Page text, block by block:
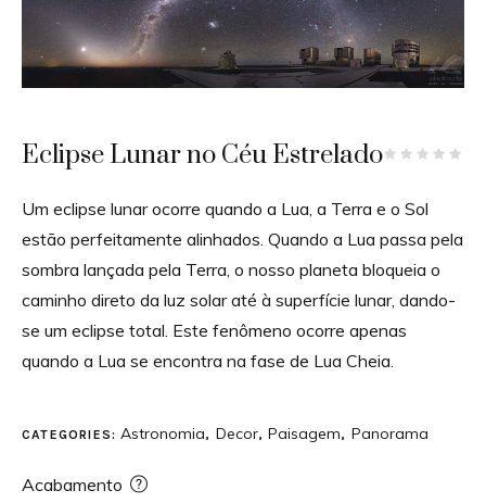
Eclipse Lunar no Céu Estrelado
Um eclipse lunar ocorre quando a Lua, a Terra e o Sol
estão perfeitamente alinhados. Quando a Lua passa pela
sombra lançada pela Terra, o nosso planeta bloqueia o
caminho direto da luz solar até à superfície lunar, dando-
se um eclipse total. Este fenômeno ocorre apenas
quando a Lua se encontra na fase de Lua Cheia.
CATEGORIES:Astronomia, Decor, Paisagem, Panorama
Acabamento